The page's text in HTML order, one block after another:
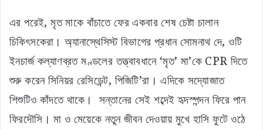
এর পরেই, মৃত মাকে বাঁচাতে ফের একবার শেষ চেষ্টা চালান
চিকিৎসকেরা। অ্যানাস্থেসিস্ট বিভাগের প্রধান সোমনাথ দে, ওটি
ইনচার্জ কল্যাণব্রত মণ্ডলের তত্ত্বাবধানে ‘মৃত’ মা’কে CPR দিতে
শুরু করেন সিনিয়র রেসিডেন্ট, পিজিটি’রা। এদিকে সদ্যোজাত
শিশুটিও কাঁদতে থাকে। সন্তানের সেই শব্দেই হৃদস্পন্দন ফিরে পান
ফিরদৌসি। মা ও মেয়েকে নতুন জীবন দেওয়ায় মুখে হাসি ফুটে ওঠে